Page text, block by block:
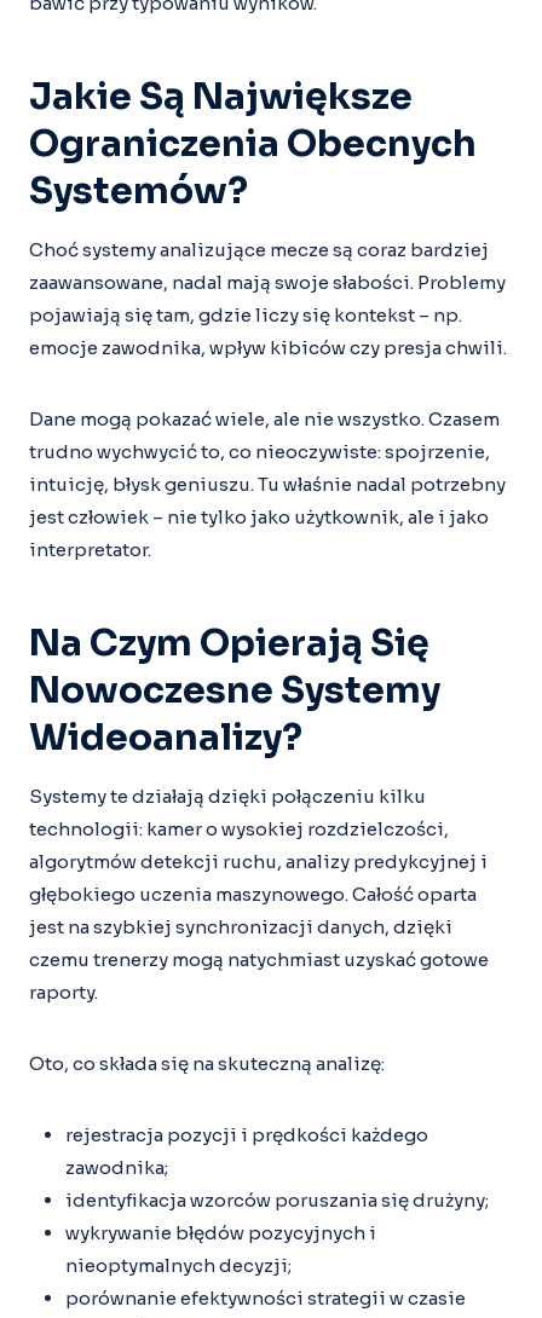
Jakie Są Największe
Ograniczenia Obecnych
Systemów?
Choć systemy analizujące mecze są coraz bardziej
zaawansowane, nadal mają swoje słabości. Problemy
pojawiają się tam, gdzie liczy się kontekst – np.
emocje zawodnika, wpływ kibiców czy presja chwili.
Dane mogą pokazać wiele, ale nie wszystko. Czasem
trudno wychwycić to, co nieoczywiste: spojrzenie,
intuicję, błysk geniuszu. Tu właśnie nadal potrzebny
jest człowiek – nie tylko jako użytkownik, ale i jako
interpretator.
Na Czym Opierają Się
Nowoczesne Systemy
Wideoanalizy?
Systemy te działają dzięki połączeniu kilku
technologii: kamer o wysokiej rozdzielczości,
algorytmów detekcji ruchu, analizy predykcyjnej i
głębokiego uczenia maszynowego. Całość oparta
jest na szybkiej synchronizacji danych, dzięki
czemu trenerzy mogą natychmiast uzyskać gotowe
raporty.
Oto, co składa się na skuteczną analizę:
rejestracja pozycji i prędkości każdego
zawodnika;
identyfikacja wzorców poruszania się drużyny;
wykrywanie błędów pozycyjnych i
nieoptymalnych decyzji;
porównanie efektywności strategii w czasie